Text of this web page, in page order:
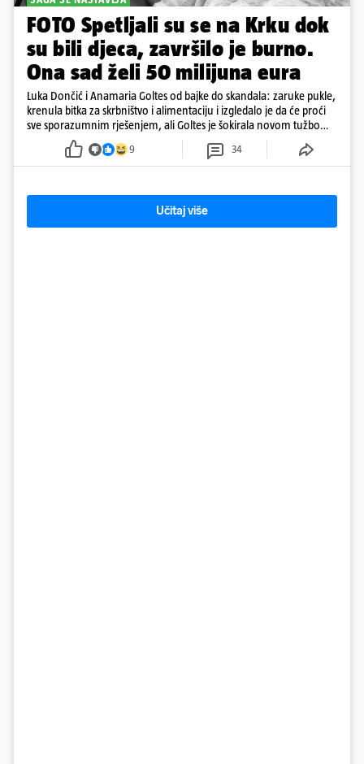
FOTO Spetljali su se na Krku dok
su bili djeca, završilo je burno.
Ona sad želi 50 milijuna eura
Luka Dončić i Anamaria Goltes od bajke do skandala: zaruke pukle,
krenula bitka za skrbništvo i alimentaciju i izgledalo je da će proći
sve sporazumnim rješenjem, ali Goltes je šokirala novom tužbom
u Sloveniji
9 34
Učitaj više